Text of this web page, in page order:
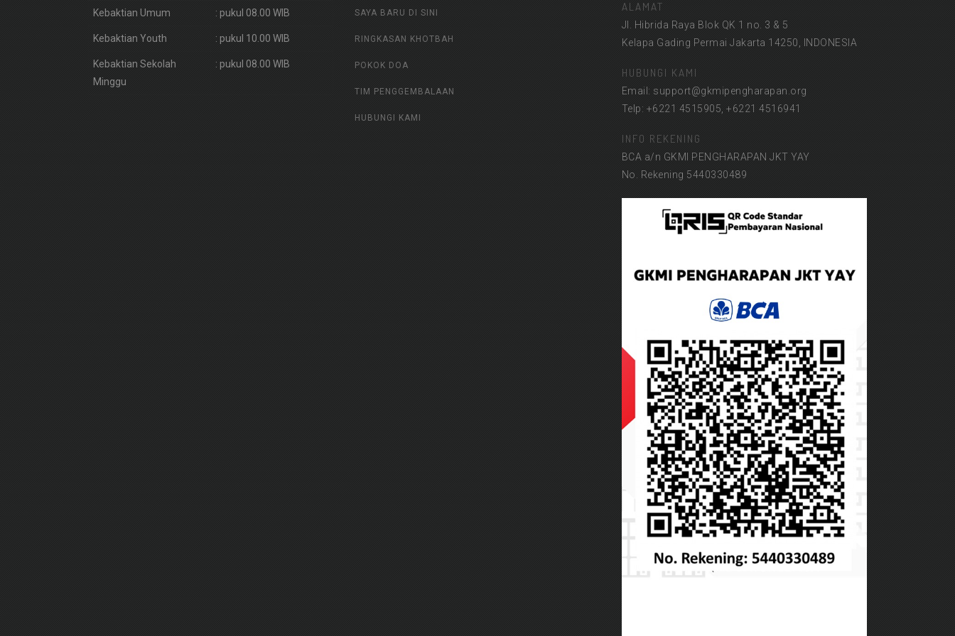
Kebaktian Umum : pukul 08.00 WIB
Kebaktian Youth : pukul 10.00 WIB
Kebaktian Sekolah
Minggu
: pukul 08.00 WIB
SAYA BARU DI SINI
RINGKASAN KHOTBAH
POKOK DOA
TIM PENGGEMBALAAN
HUBUNGI KAMI
ALAMAT
Jl. Hibrida Raya Blok QK 1 no. 3 & 5
Kelapa Gading Permai Jakarta 14250, INDONESIA
HUBUNGI KAMI
Email: support@gkmipengharapan.org
Telp: +6221 4515905, +6221 4516941
INFO REKENING
BCA a/n GKMI PENGHARAPAN JKT YAY
No. Rekening 5440330489